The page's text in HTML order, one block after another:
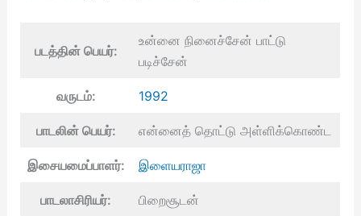
படத்தின் பெயர்:
உன்னை நினைச்சேன் பாட்டு
படிச்சேன்
வருடம்: 1992
பாடலின் பெயர்: என்னைத் தொட்டு அள்ளிக்கொண்ட
இசையமைப்பாளர்: இளையராஜா
பாடலாசிரியர்: பிறைசூடன்